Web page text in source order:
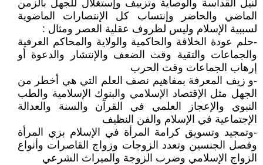
لنيل القداسة والوصاية وتزييف وإستغلال للجهل بالزمن
الماضي والحاضر وإنتساب كل الإنتصارات الماضوية
لسببية الإسلام وليس لظروف عقلية العصر ومثال :
-حلم عودة الخلافة والحاكمية والولاية والمحاكم العرفية
والجماعات والتقية وقت الضعف والإنتشار والدعوة أو
إرهاب الجماعات وقت الحرب
-و زيف المعرفة بمفاهيم نصف العلم التي هي أخطر من
الجهل مثل الإقتصاد الإسلامي والبنوك الإسلامية والطب
النبوي والإعجاز العلمي في القرآن والسنة والعدالة
الإجتماعية في الإسلام والفن النظيف
-وتمجيد وتسويق كرامة المرأة في الإسلام بزي المرأة
وفصل الجنسين وتعدد الزوجات وزواج القاصرات وأنواع
الزواج الإسلامي وضرب الزوجة والميراث الشرعي